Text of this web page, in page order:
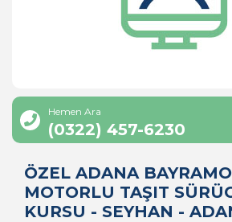
Hemen Ara
(0322) 457-6230
ÖZEL ADANA
MOTORLU TAŞIT
KURSU - SEYHAN -